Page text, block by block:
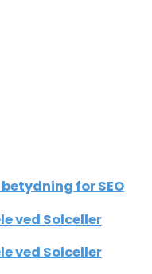
for SEO
ved Solceller
ved Solceller